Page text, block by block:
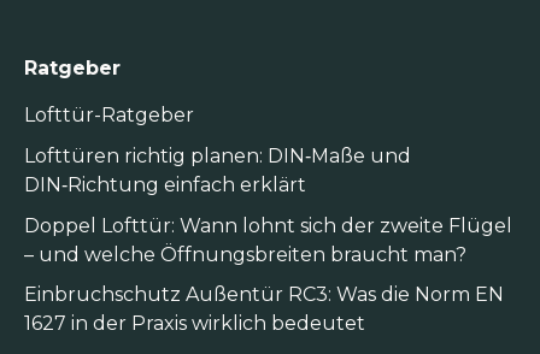
Ratgeber
Lofttür-Ratgeber
Lofttüren richtig planen: DIN‑Maße und
DIN‑Richtung einfach erklärt
Doppel Lofttür: Wann lohnt sich der zweite Flügel
– und welche Öffnungsbreiten braucht man?
Einbruchschutz Außentür RC3: Was die Norm EN
1627 in der Praxis wirklich bedeutet